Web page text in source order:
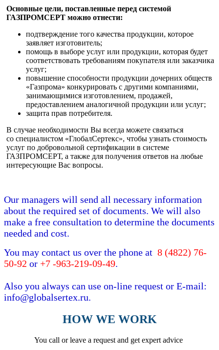
Основные цели, поставленные перед системой
ГАЗПРОМСЕРТ можно отнести:
подтверждение того качества продукции, которое
заявляет изготовитель;
помощь в выборе услуг или продукции, которая будет
соответствовать требованиям покупателя или заказчика
услуг;
повышение способности продукции дочерних обществ
«Газпрома» конкурировать с другими компаниями,
занимающимися изготовлением, продажей,
предоставлением аналогичной продукции или услуг;
защита прав потребителя.
В случае необходимости Вы всегда можете связаться
со специалистом «ГлобалСертекс», чтобы узнать стоимость
услуг по добровольной сертификации в системе
ГАЗПРОМСЕРТ, а также для получения ответов на любые
интересующие Вас вопросы.
Our managers will send all necessary information
about the required set of documents. We will also
make a free consultation to determine the documents
needed and cost.
You may contact us over the phone at 8 (4822) 76-
50-92 or +7 -963-219-09-49.
Also you always can use on-line request or E-mail:
info@globalsertex.ru.
HOW WE WORK
You call or leave a request and get expert advice